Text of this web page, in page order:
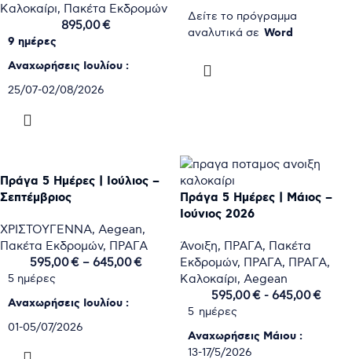
Καλοκαίρι, Πακέτα Εκδρομών
895,00€
9 ημέρες
Αναχωρήσεις Ιουλίου :
25/07-02/08/2026
Αναχωρήσεις Αυγούστου :
22-30/08/2026
29/08-06/09/2026
Αναχωρήσεις Σεπτεμβρίου :
05-13/09/2026
Δείτε το πρόγραμμα
MERCURE CASTLE HILL 4*
or Similar
Δείτε το πρόγραμμα
αναλυτικά σε Word
SIMILAR
Πράγα 5 Ημέρες | Ιούλιος –
Σεπτέμβριος
ΧΡΙΣΤΟΥΓΕΝΝΑ, Aegean,
Πακέτα Εκδρομών, ΠΡΑΓΑ
595,00€ – 645,00€
5 ημέρες
Αναχωρήσεις Ιουλίου :
01-05/07/2026
Πράγα 5 Ημέρες | Μάιος –
Ιούνιος 2026
Άνοιξη, ΠΡΑΓΑ, Πακέτα
Εκδρομών, ΠΡΑΓΑ, ΠΡΑΓΑ,
Καλοκαίρι, Aegean
595,00€- 645,00€
5 ημέρες
Αναχωρήσεις Μάιου :
13-17/5/2026